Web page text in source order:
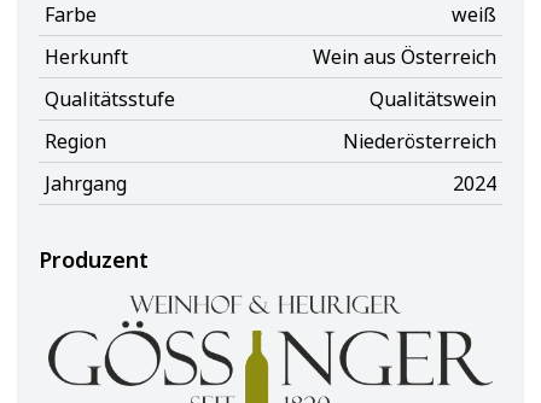
Farbe
weiß
Herkunft
Wein aus Österreich
Qualitätsstufe
Qualitätswein
Region
Niederösterreich
Jahrgang
2024
Produzent